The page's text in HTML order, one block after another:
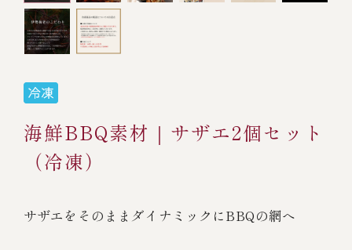
(生おせち/おせち冷凍)
製薬会社・MR
企業情報
プライバシーポリシー 取引先エントリー
お食い初め重
スープ・スープカレー
レストラン商品
海鮮BBQ素材｜サザエ2個セット
（冷凍）
サザエをそのままダイナミックにBBQの網へ